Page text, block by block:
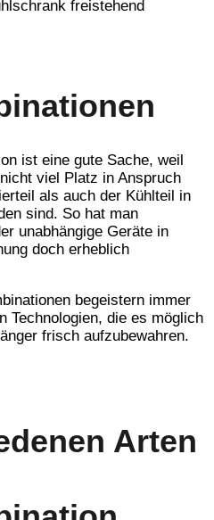
ist eine gute Sache, weil
viel Platz in Anspruch
als auch der Kühlteil in
sind. So hat man
unabhängige Geräte in
doch erheblich
begeistern immer
Technologien, die es möglich
frisch aufzubewahren.
Arten